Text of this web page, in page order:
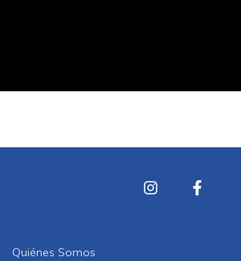
Quiénes Somos